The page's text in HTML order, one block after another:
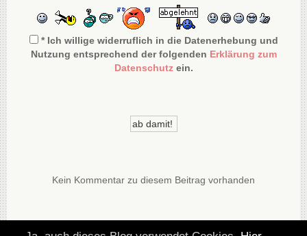
* Ich willige widerruflich in die Datenerhebung und
Nutzung entsprechend der folgenden Erklärung zum
Datenschutzein.
Kein Kommentar zu diesem Beitrag vorhanden